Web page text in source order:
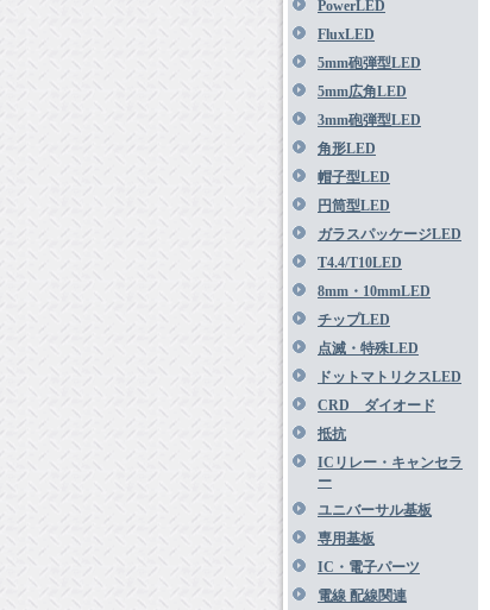
PowerLED
FluxLED
5mm砲弾型LED
5mm広角LED
3mm砲弾型LED
角形LED
帽子型LED
円筒型LED
ガラスパッケージLED
T4.4/T10LED
8mm・10mmLED
チップLED
点滅・特殊LED
ドットマトリクスLED
CRD ダイオード
抵抗
ICリレー・キャンセラ
ー
ユニバーサル基板
専用基板
IC・電子パーツ
電線 配線関連